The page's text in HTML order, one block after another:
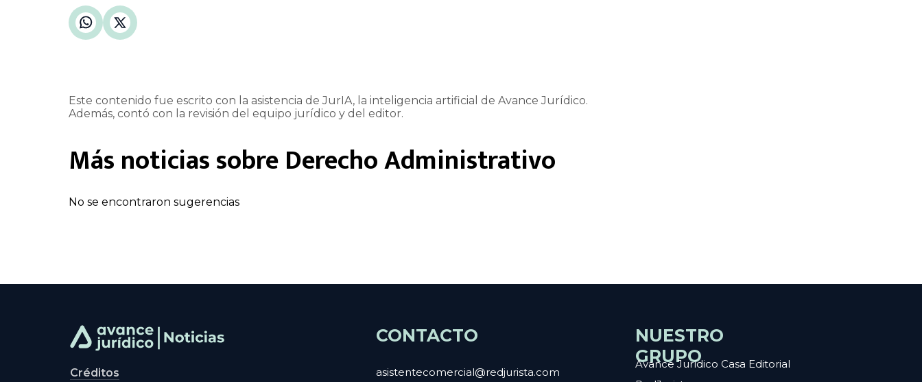
Este contenido fue escrito con la asistencia de JurIA, la inteligencia artificial de Avance Jurídico.
Además, contó con la revisión del equipo jurídico y del editor.
Más noticias sobreDerecho Administrativo
No se encontraron sugerencias
Créditos
CONTACTO
asistentecomercial@redjurista.com
NUESTRO
GRUPO
Avance Jurídico Casa Editorial